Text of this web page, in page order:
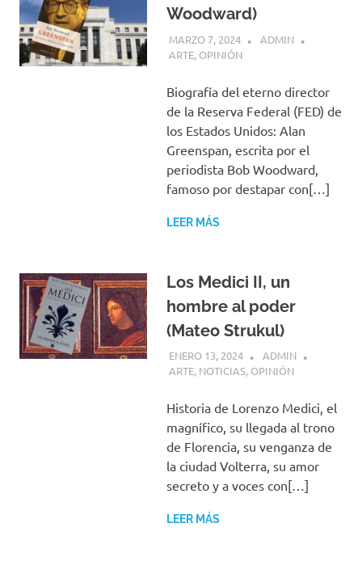
Woodward)
MARZO 7, 2024
ADMIN
ARTE, OPINIÓN
Biografía del eterno director
de la Reserva Federal (FED) de
los Estados Unidos: Alan
Greenspan, escrita por el
periodista Bob Woodward,
famoso por destapar con[…]
LEER MÁS
Los Medici II, un
hombre al poder
(Mateo Strukul)
ENERO 13, 2024
ADMIN
ARTE, NOTICIAS, OPINIÓN
Historia de Lorenzo Medici, el
magnífico, su llegada al trono
de Florencia, su venganza de
la ciudad Volterra, su amor
secreto y a voces con[…]
LEER MÁS